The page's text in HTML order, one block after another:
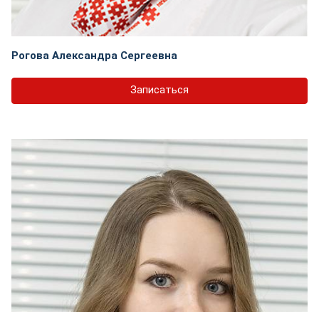
Рогова Александра Сергеевна
Записаться